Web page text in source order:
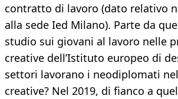
contratto di lavoro (dato relativo
alla sede Ied Milano). Parte da
studio sui giovani al lavoro nelle
creative dell’Istituto europeo di
settori lavorano i neodiplomati
creative? Nel 2019, di fianco a